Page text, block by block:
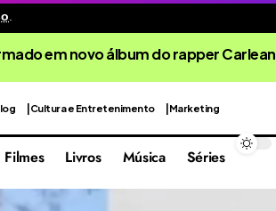
.
em novo álbum do rapper Carlean
Cultura e Entretenimento Marketing
Filmes Livros Música Séries